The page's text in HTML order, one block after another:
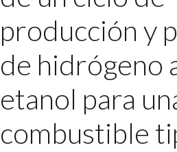
Medio Ambiente
Legislación
Portal de Clientes
Matriz Premium
Matriz Profesional
producción y
de hidrógeno
etanol para
combustible